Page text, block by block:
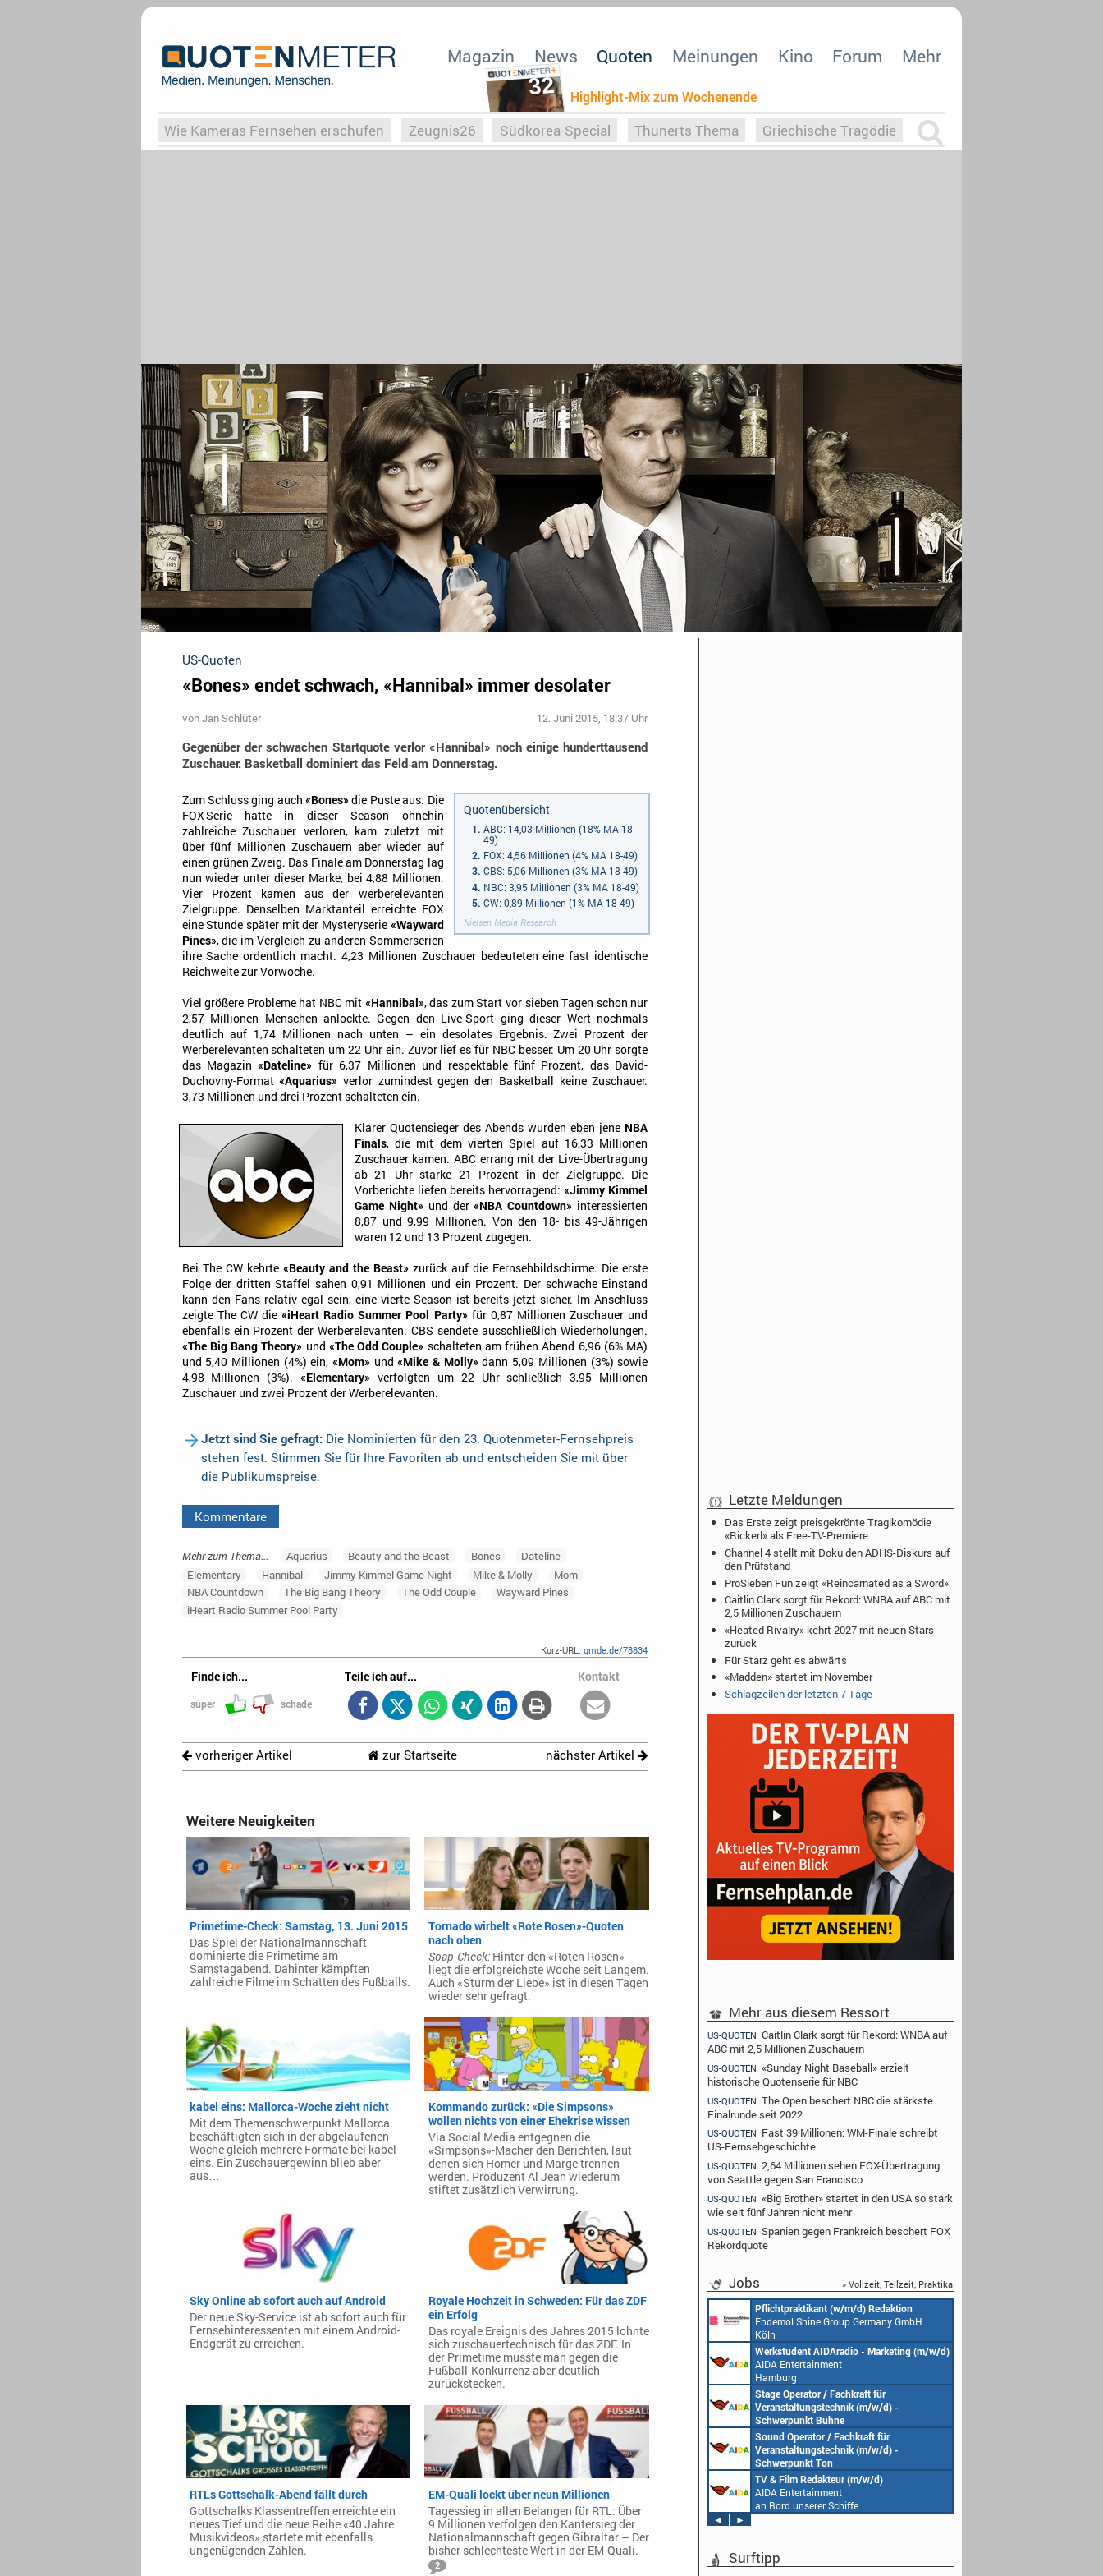
32 Highlight-Mix zum Wochenende
Magazin News Quoten Meinungen Kino Forum Mehr
Wie Kameras Fernsehen erschufen Zeugnis26 Südkorea-Special Thunerts Thema Griechische Tragödie
US-Quoten
«Bones» endet schwach, «Hannibal» immer desolater
vonJan Schlüter 12. Juni 2015, 18:37 Uhr
Gegenüber der schwachen Startquote verlor «Hannibal» noch einige hunderttausend
Zuschauer. Basketball dominiert das Feld am Donnerstag.
Quotenübersicht
ABC: 14,03 Millionen (18% MA 18-
49)
FOX: 4,56 Millionen (4% MA 18-49)
CBS: 5,06 Millionen (3% MA 18-49)
NBC: 3,95 Millionen (3% MA 18-49)
CW: 0,89 Millionen (1% MA 18-49)
Nielsen Media Research
Zum Schluss ging auch«Bones» die Puste aus: Die
FOX-Serie hatte in dieser Season ohnehin
zahlreiche Zuschauer verloren, kam zuletzt mit
über fünf Millionen Zuschauern aber wieder auf
einen grünen Zweig. Das Finale am Donnerstag lag
nun wieder unter dieser Marke, bei 4,88 Millionen.
Vier Prozent kamen aus der werberelevanten
Zielgruppe. Denselben Marktanteil erreichte FOX
eine Stunde später mit der Mysteryserie «Wayward
Pines», die im Vergleich zu anderen Sommerserien
ihre Sache ordentlich macht. 4,23 Millionen Zuschauer bedeuteten eine fast identische
Reichweite zur Vorwoche.
Viel größere Probleme hat NBC mit «Hannibal», das zum Start vor sieben Tagen schon nur
2,57 Millionen Menschen anlockte. Gegen den Live-Sport ging dieser Wert nochmals
deutlich auf 1,74 Millionen nach unten – ein desolates Ergebnis. Zwei Prozent der
Werberelevanten schalteten um 22 Uhr ein. Zuvor lief es für NBC besser: Um 20 Uhr sorgte
das Magazin«Dateline» für 6,37 Millionen und respektable fünf Prozent, das David-
Duchovny-Format«Aquarius» verlor zumindest gegen den Basketball keine Zuschauer.
3,73 Millionen und drei Prozent schalteten ein.
Klarer Quotensieger des Abends wurden eben jene NBA
Finals, die mit dem vierten Spiel auf 16,33 Millionen
Zuschauer kamen. ABC errang mit der Live-Übertragung
ab 21 Uhr starke 21 Prozent in der Zielgruppe. Die
Vorberichte liefen bereits hervorragend:«Jimmy Kimmel
Game Night» und der«NBA Countdown» interessierten
8,87 und 9,99 Millionen. Von den 18- bis 49-Jährigen
waren 12 und 13 Prozent zugegen.
Bei The CW kehrte «Beauty and the Beast» zurück auf die Fernsehbildschirme. Die erste
Folge der dritten Staffel sahen 0,91 Millionen und ein Prozent. Der schwache Einstand
kann den Fans relativ egal sein, eine vierte Season ist bereits jetzt sicher. Im Anschluss
zeigte The CW die«iHeart Radio Summer Pool Party» für 0,87 Millionen Zuschauer und
ebenfalls ein Prozent der Werberelevanten. CBS sendete ausschließlich Wiederholungen.
«The Big Bang Theory» und «The Odd Couple» schalteten am frühen Abend 6,96 (6% MA)
und 5,40 Millionen (4%) ein,«Mom» und«Mike & Molly» dann 5,09 Millionen (3%) sowie
4,98 Millionen (3%).«Elementary» verfolgten um 22 Uhr schließlich 3,95 Millionen
Zuschauer und zwei Prozent der Werberelevanten.
Jetzt sind Sie gefragt:Die Nominierten für den 23. Quotenmeter-Fernsehpreis
stehen fest. Stimmen Sie für Ihre Favoriten ab und entscheiden Sie mit über
die Publikumspreise.
Kommentare
Mehr zum Thema... Aquarius Beauty and the Beast Bones
Dateline
Elementary
Hannibal Jimmy Kimmel Game Night Mike & Molly
Mom
NBA Countdown
The Big Bang Theory The Odd Couple
Wayward Pines
iHeart Radio Summer Pool Party
Kurz-URL:qmde.de/78834
Finde ich...
super schade
Teile ich auf... Kontakt
vorheriger Artikel zur Startseite nächster Artikel
Weitere Neuigkeiten
Primetime-Check: Samstag, 13. Juni 2015
Das Spiel der Nationalmannschaft
dominierte die Primetime am
Samstagabend. Dahinter kämpften
zahlreiche Filme im Schatten des Fußballs.
Tornado wirbelt «Rote Rosen»-Quoten
nach oben
Soap-Check:Hinter den «Roten Rosen»
liegt die erfolgreichste Woche seit Langem.
Auch «Sturm der Liebe» ist in diesen Tagen
wieder sehr gefragt.
kabel eins: Mallorca-Woche zieht nicht
Mit dem Themenschwerpunkt Mallorca
beschäftigten sich in der abgelaufenen
Woche gleich mehrere Formate bei kabel
eins. Ein Zuschauergewinn blieb aber
aus…
Kommando zurück: «Die Simpsons»
wollen nichts von einer Ehekrise wissen
Via Social Media entgegnen die
«Simpsons»-Macher den Berichten, laut
denen sich Homer und Marge trennen
werden. Produzent Al Jean wiederum
stiftet zusätzlich Verwirrung.
Sky Online ab sofort auch auf Android
Der neue Sky-Service ist ab sofort auch für
Fernsehinteressenten mit einem Android-
Endgerät zu erreichen.
Royale Hochzeit in Schweden: Für das ZDF
ein Erfolg
Das royale Ereignis des Jahres 2015 lohnte
sich zuschauertechnisch für das ZDF. In
der Primetime musste man gegen die
Fußball-Konkurrenz aber deutlich
zurückstecken.
RTLs Gottschalk-Abend fällt durch
Gottschalks Klassentreffen erreichte ein
neues Tief und die neue Reihe «40 Jahre
Musikvideos» startete mit ebenfalls
ungenügenden Zahlen.
EM-Quali lockt über neun Millionen
Tagessieg in allen Belangen für RTL: Über
9 Millionen verfolgen den Kantersieg der
Nationalmannschaft gegen Gibraltar – Der
bisher schlechteste Wert in der EM-Quali.
2
Letzte Meldungen
Das Erste zeigt preisgekrönte Tragikomödie
«Rickerl» als Free-TV-Premiere
Channel 4 stellt mit Doku den ADHS-Diskurs auf
den Prüfstand
ProSieben Fun zeigt «Reincarnated as a Sword»
Caitlin Clark sorgt für Rekord: WNBA auf ABC mit
2,5 Millionen Zuschauern
«Heated Rivalry» kehrt 2027 mit neuen Stars
zurück
Für Starz geht es abwärts
«Madden» startet im November
Schlagzeilen der letzten 7 Tage
Mehr aus diesem Ressort
US-QUOTEN Caitlin Clark sorgt für Rekord: WNBA auf
ABC mit 2,5 Millionen Zuschauern
US-QUOTEN «Sunday Night Baseball» erzielt
historische Quotenserie für NBC
US-QUOTEN The Open beschert NBC die stärkste
Finalrunde seit 2022
US-QUOTEN Fast 39 Millionen: WM-Finale schreibt
US-Fernsehgeschichte
US-QUOTEN 2,64 Millionen sehen FOX-Übertragung
von Seattle gegen San Francisco
US-QUOTEN «Big Brother» startet in den USA so stark
wie seit fünf Jahren nicht mehr
US-QUOTEN Spanien gegen Frankreich beschert FOX
Rekordquote
Jobs » Vollzeit, Teilzeit, Praktika
Pflichtpraktikant (w/m/d) Redaktion
Endemol Shine Group Germany GmbH
Köln
Werkstudent AIDAradio - Marketing (m/w/d)
AIDA Entertainment
Hamburg
Stage Operator / Fachkraft für
Veranstaltungstechnik (m/w/d) -
Schwerpunkt Bühne
AIDA Entertainment
an Bord unserer Schiffe
Sound Operator / Fachkraft für
Veranstaltungstechnik (m/w/d) -
Schwerpunkt Ton
AIDA Entertainment
an Bord unserer Schiffe
TV & Film Redakteur (m/w/d)
AIDA Entertainment
an Bord unserer Schiffe
◄
►
Surftipp